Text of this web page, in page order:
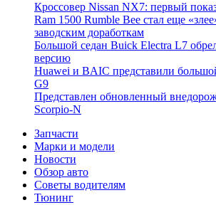
Кроссовер Nissan NX7: первый
Ram 1500 Rumble Bee стал еще
заводским доработкам
Большой седан Buick Electra L7
версию
Huawei и BAIC представили
G9
Представлен обновленный
Scorpio-N
Запчасти
Марки и модели
Новости
Обзор авто
Советы водителям
Тюнинг